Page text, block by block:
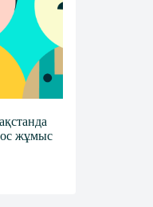
жұмыс